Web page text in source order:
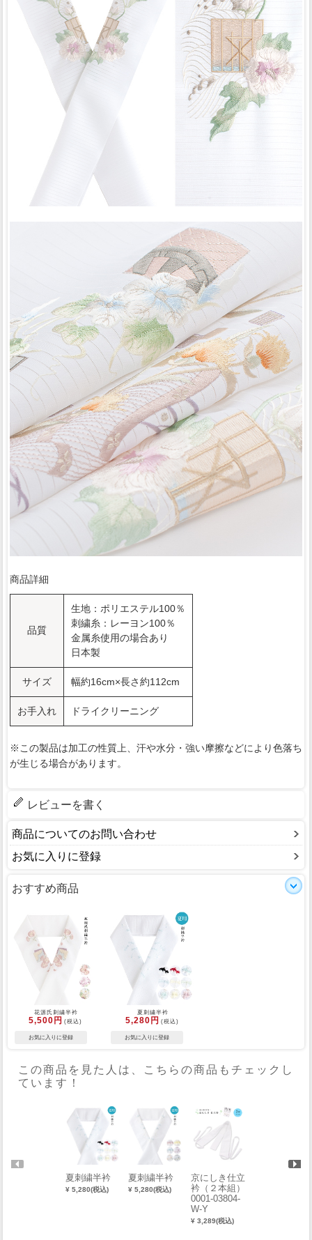
商品詳細
品質
生地：ポリエステル100％
刺繍糸：レーヨン100％
金属糸使用の場合あり
日本製
サイズ 幅約16cm×長さ約112cm
お手入れ ドライクリーニング
※この製品は加工の性質上、汗や水分・強い摩擦などにより色落ち
が生じる場合があります。
レビューを書く
商品についてのお問い合わせ
お気に入りに登録
おすすめ商品
花源氏刺繍半衿
5,500円 (税込)
夏刺繍半衿
5,280円 (税込)
この商品を見た人は、こちらの商品もチェックし
ています！
夏刺繍半衿
¥ 5,280(税込)
夏刺繍半衿
¥ 5,280(税込)
京にしき仕立
衿（２本組）
0001-03804-
W-Y
¥ 3,289(税込)